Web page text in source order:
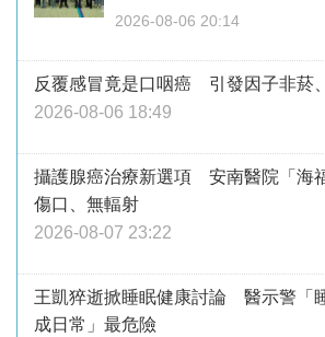
2026-08-06 20:14
反覆感冒竟是口咽癌 引發因子非菸
2026-08-06 18:49
攝護腺癌治療新選項 安南醫院「海
傷口、無輻射
2026-08-07 23:22
王凱猝逝掀睡眠健康討論 醫示警「
成日常」最危險